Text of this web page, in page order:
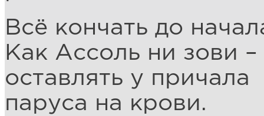
Всё кончать до
Как Ассоль ни зови –
оставлять у причала
паруса на крови.